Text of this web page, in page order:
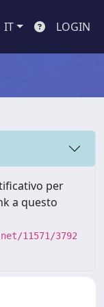
IT LOGIN
per
a questo
11571/3792